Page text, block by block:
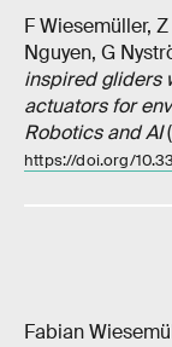
F Wiesemüller,
Nguyen, G
inspired gliders
actuators for
Robotics and AI
https://doi.org/
Fabian